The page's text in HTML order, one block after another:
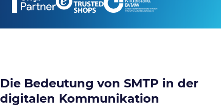
Die Bedeutung von SMTP in der
digitalen Kommunikation